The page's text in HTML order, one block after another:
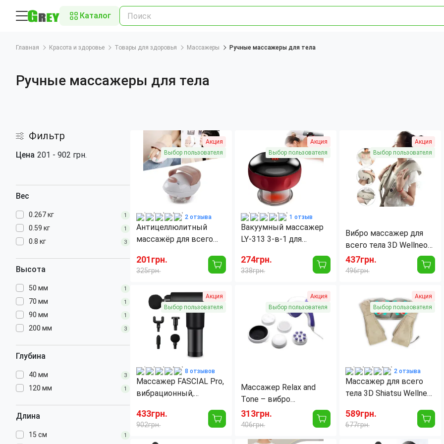
Каталог
Главная Красота и здоровье Товары для здоровья Массажеры Ручные массажеры для тела
Ручные массажеры для тела
Акция
Выбор пользователя
2 отзыва
Антицеллюлитный
массажёр для всего
slimmer SQ-100
201грн.
325грн.
Цвет корпуса:Белый
Высота:70 мм
Количество режимов
интенсивности массажа:
Количество массажных
головок:
Акция
Выбор пользователя
1 отзыв
Вакуумный массажер
LY-313 3-в-1 для
оздоровления
274грн.
338грн.
Акция
Выбор пользователя
Вибро массажер для
всего тела 3D Wellneo
Cervical Massage Shawls
здоровье. 4 в 1, шиацу,
437грн.
496грн.
Потребляемая
мощность:
40
Вт
Количество режимов
работы:
Количество режимов
интенсивности массажа:
Акция
Выбор пользователя
8 отзывов
Массажер FASCIAL Pro,
вибрационный,
насадки, 2400 мА/ч
433грн.
902грн.
Цвет корпуса:
Акция
Выбор пользователя
Массажер Relax and
Tone – вибро
массажер релакс энд
тоне для похудения
313грн.
406грн.
Количество насадок:4
Акция
Выбор пользователя
2 отзыва
Массажер для всего
тела 3D Shiatsu Wellneo
режимов
589грн.
677грн.
Цвет корпуса:
Серый
Фильтр
201 - 902 грн.
Цена
Вес
0.267 кг 1
0.59 кг 1
0.8 кг 3
Высота
50 мм 1
70 мм 1
90 мм 1
200 мм 3
Глубина
40 мм 3
120 мм 1
Длина
15 см 1